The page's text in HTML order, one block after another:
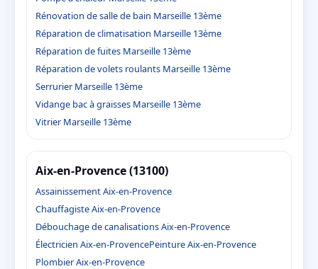
Rénovation de salle de bain Marseille 13ème
Réparation de climatisation Marseille 13ème
Réparation de fuites Marseille 13ème
Réparation de volets roulants Marseille 13ème
Serrurier Marseille 13ème
Vidange bac à graisses Marseille 13ème
Vitrier Marseille 13ème
Aix-en-Provence (13100)
Assainissement Aix-en-Provence
Chauffagiste Aix-en-Provence
Débouchage de canalisations Aix-en-Provence
Électricien Aix-en-ProvencePeinture Aix-en-Provence
Plombier Aix-en-Provence